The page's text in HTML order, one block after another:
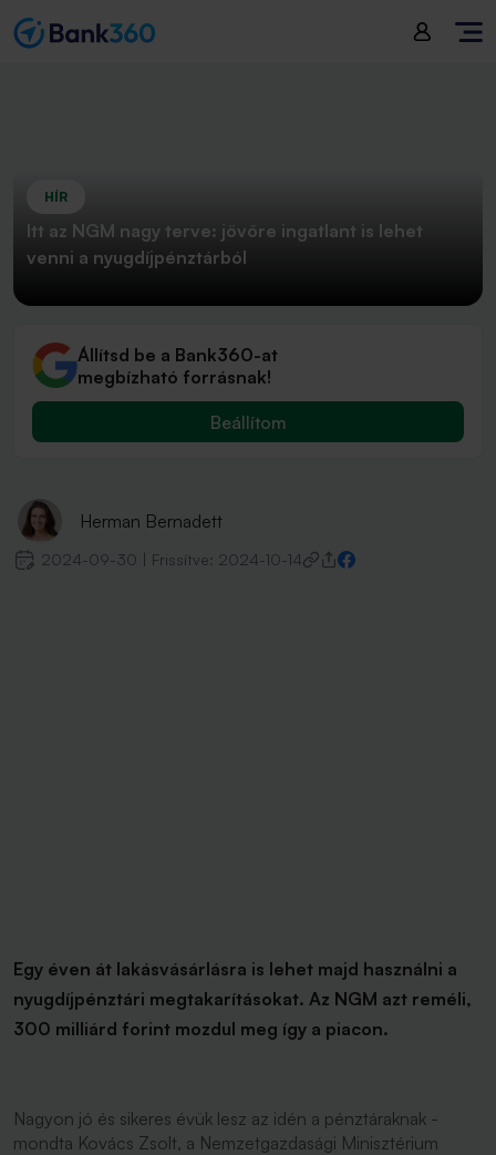
HÍR
Itt az NGM nagy terve: jövőre ingatlant is lehet
venni a nyugdíjpénztárból
Állítsd be a Bank360-at
megbízható forrásnak!
Beállítom
Herman Bernadett
2024-09-30 Frissítve: 2024-10-14
Egy éven át lakásvásárlásra is lehet majd használni a
nyugdíjpénztári megtakarításokat. Az NGM azt reméli,
300 milliárd forint mozdul meg így a piacon.
Nagyon jó és sikeres évük lesz az idén a pénztáraknak -
mondta Kovács Zsolt, a Nemzetgazdasági Minisztérium